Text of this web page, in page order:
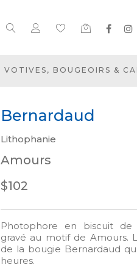
VOTIVES, BOUGEOIRS &
Bernardaud
Lithophanie
Amours
$102
Photophore en biscuit de
gravé au motif de Amours.
de la bougie Bernardaud
heures.